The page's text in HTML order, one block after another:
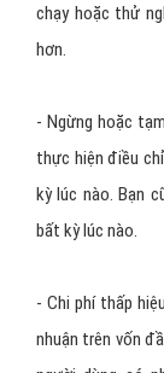
chạy hoặc thử
hơn.
- Ngừng hoặc
thực hiện điều
kỳ lúc nào. Bạn
bất kỳ lúc nào.
- Chi phí thấp
nhuận trên vốn